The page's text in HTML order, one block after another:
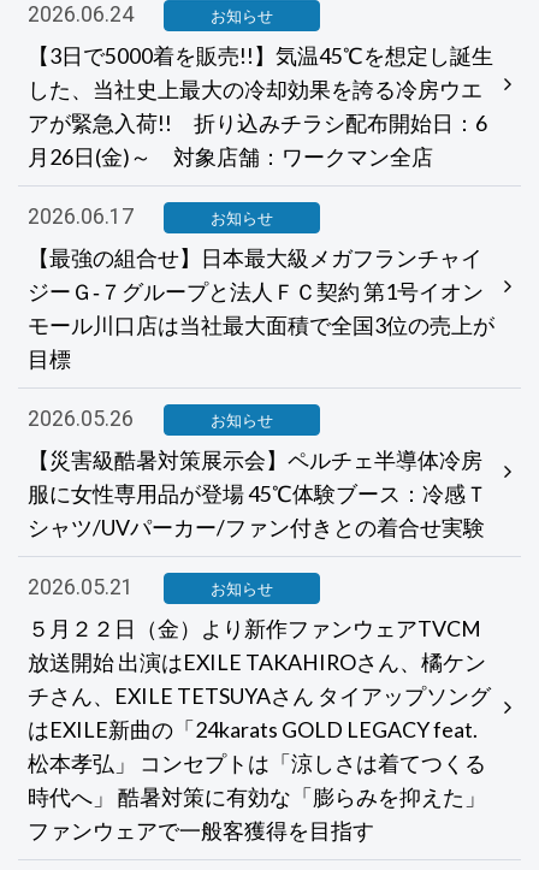
2026.06.24 お知らせ
【3日で5000着を販売!!】気温45℃を想定し誕生
した、当社史上最大の冷却効果を誇る冷房ウエ
アが緊急入荷!! 折り込みチラシ配布開始日：6
月26日(金)～ 対象店舗：ワークマン全店
2026.06.17 お知らせ
【最強の組合せ】日本最大級メガフランチャイ
ジーＧ‐７グループと法人ＦＣ契約 第1号イオン
モール川口店は当社最大面積で全国3位の売上が
目標
2026.05.26 お知らせ
【災害級酷暑対策展示会】ペルチェ半導体冷房
服に女性専用品が登場 45℃体験ブース：冷感Ｔ
シャツ/UVパーカー/ファン付きとの着合せ実験
2026.05.21 お知らせ
５月２２日（金）より新作ファンウェアTVCM
放送開始 出演はEXILE TAKAHIROさん、橘ケン
チさん、EXILE TETSUYAさん タイアップソング
はEXILE新曲の「24karats GOLD LEGACY feat.
松本孝弘」 コンセプトは「涼しさは着てつくる
時代へ」 酷暑対策に有効な「膨らみを抑えた」
ファンウェアで一般客獲得を目指す